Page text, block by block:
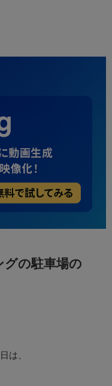
グの駐車場の
は、